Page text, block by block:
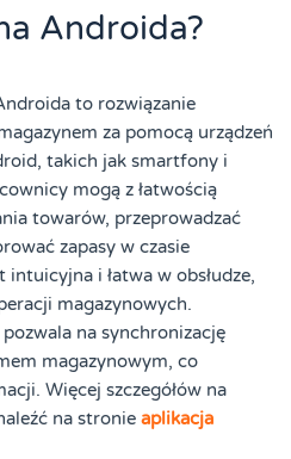
Androida?
to rozwiązanie
za pomocą urządzeń
takich jak smartfony i
mogą z łatwością
towarów, przeprowadzać
zapasy w czasie
i łatwa w obsłudze,
magazynowych.
na synchronizację
magazynowym, co
Więcej szczegółów na
na stronieaplikacja